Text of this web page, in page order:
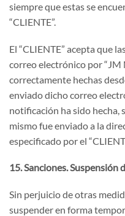
siempre que estas se
“CLIENTE”.
El “CLIENTE” acepta que
correo electrónico por “JM
correctamente hechas
enviado dicho correo
notificación ha sido hecha,
mismo fue enviado a la
especificado por el
15. Sanciones. Suspensión
Sin perjuicio de otras
suspender en forma